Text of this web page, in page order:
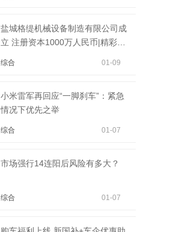
盐城格缇机械设备制造有限公司成
立 注册资本1000万人民币|精彩看
综合 01-09
小米雷军再回应“一脚刹车”：紧急
情况下优先之举
综合 01-07
市场强行14连阳后风险有多大？
综合 01-07